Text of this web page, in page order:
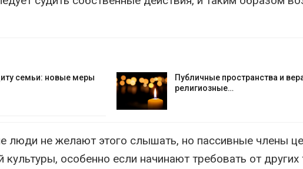
семьи: новые меры
Публичные пространства и
религиозные…
люди не желают этого слышать, но пассивные члены
особенно если начинают требовать от других